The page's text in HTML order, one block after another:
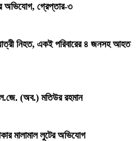
অভিযোগ, গ্রেপ্তার-৩
যাত্রী নিহত, একই পরিবারের ৪ জনসহ আহত
(অব.) মতিউর রহমান
মালামাল লুটের অভিযোগ